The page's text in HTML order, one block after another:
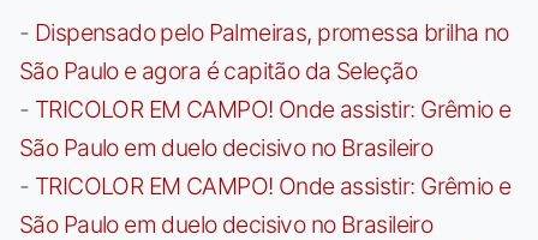
- Dispensado pelo Palmeiras, promessa brilha no
São Paulo e agora é capitão da Seleção
- TRICOLOR EM CAMPO! Onde assistir: Grêmio e
São Paulo em duelo decisivo no Brasileiro
- TRICOLOR EM CAMPO! Onde assistir: Grêmio e
São Paulo em duelo decisivo no Brasileiro